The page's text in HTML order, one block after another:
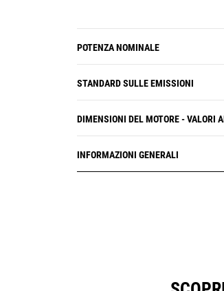
POTENZA NOMINALE
STANDARD SULLE EMISSIONI
DIMENSIONI DEL MOTORE - VALORI
INFORMAZIONI GENERALI